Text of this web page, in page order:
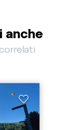
anche